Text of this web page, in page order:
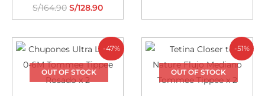
S/164.90 S/128.90
-47%
OUT OF STOCK
-51%
OUT OF STOCK